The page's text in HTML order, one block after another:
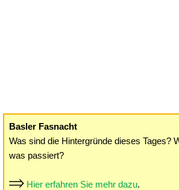
Basler Fasnacht
Was sind die Hintergründe dieses Tages?
was passiert?
Hier erfahren Sie mehr dazu.